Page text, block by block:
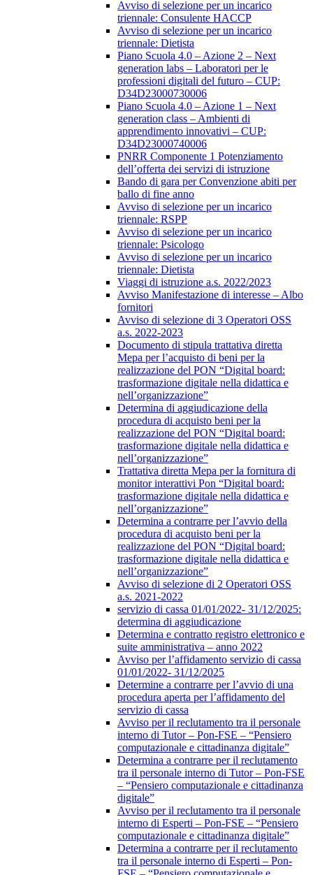
Avviso di selezione per un incarico
triennale: Consulente HACCP
Avviso di selezione per un incarico
triennale: Dietista
Piano Scuola 4.0 – Azione 2 – Next
generation labs – Laboratori per le
professioni digitali del futuro – CUP:
D34D23000730006
Piano Scuola 4.0 – Azione 1 – Next
generation class – Ambienti di
apprendimento innovativi – CUP:
D34D23000740006
PNRR Componente 1 Potenziamento
dell’offerta dei servizi di istruzione
Bando di gara per Convenzione abiti per
ballo di fine anno
Avviso di selezione per un incarico
triennale: RSPP
Avviso di selezione per un incarico
triennale: Psicologo
Avviso di selezione per un incarico
triennale: Dietista
Viaggi di istruzione a.s. 2022/2023
Avviso Manifestazione di interesse – Albo
fornitori
Avviso di selezione di 3 Operatori OSS
a.s. 2022-2023
Documento di stipula trattativa diretta
Mepa per l’acquisto di beni per la
realizzazione del PON “Digital board:
trasformazione digitale nella didattica e
nell’organizzazione”
Determina di aggiudicazione della
procedura di acquisto beni per la
realizzazione del PON “Digital board:
trasformazione digitale nella didattica e
nell’organizzazione”
Trattativa diretta Mepa per la fornitura di
monitor interattivi Pon “Digital board:
trasformazione digitale nella didattica e
nell’organizzazione”
Determina a contrarre per l’avvio della
procedura di acquisto beni per la
realizzazione del PON “Digital board:
trasformazione digitale nella didattica e
nell’organizzazione”
Avviso di selezione di 2 Operatori OSS
a.s. 2021-2022
servizio di cassa 01/01/2022- 31/12/2025:
determina di aggiudicazione
Determina e contratto registro elettronico e
suite amministrativa – anno 2022
Avviso per l’affidamento servizio di cassa
01/01/2022- 31/12/2025
Determine a contrarre per l’avvio di una
procedura aperta per l’affidamento del
servizio di cassa
Avviso per il reclutamento tra il personale
interno di Tutor – Pon-FSE – “Pensiero
computazionale e cittadinanza digitale”
Determina a contrarre per il reclutamento
tra il personale interno di Tutor – Pon-FSE
– “Pensiero computazionale e cittadinanza
digitale”
Avviso per il reclutamento tra il personale
interno di Esperti – Pon-FSE – “Pensiero
computazionale e cittadinanza digitale”
Determina a contrarre per il reclutamento
tra il personale interno di Esperti – Pon-